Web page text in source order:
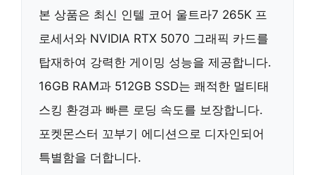
본 상품은 최신 인텔 코어 울트라7 265K 프
로세서와 NVIDIA RTX 5070 그래픽 카드를
탑재하여 강력한 게이밍 성능을 제공합니다.
16GB RAM과 512GB SSD는 쾌적한 멀티태
스킹 환경과 빠른 로딩 속도를 보장합니다.
포켓몬스터 꼬부기 에디션으로 디자인되어
특별함을 더합니다.